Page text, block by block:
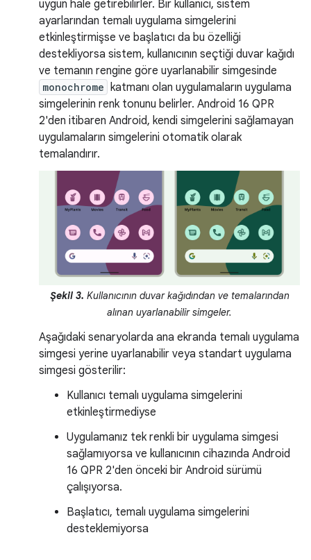
uygun hale getirebilirler. Bir kullanıcı, sistem
ayarlarından temalı uygulama simgelerini
etkinleştirmişse ve başlatıcı da bu özelliği
destekliyorsa sistem, kullanıcının seçtiği duvar kağıdı
ve temanın rengine göre uyarlanabilir simgesinde
monochrome katmanı olan uygulamaların uygulama
simgelerinin renk tonunu belirler. Android 16 QPR
2'den itibaren Android, kendi simgelerini sağlamayan
uygulamaların simgelerini otomatik olarak
temalandırır.
Şekil 3. Kullanıcının duvar kağıdından ve temalarından
alınan uyarlanabilir simgeler.
Aşağıdaki senaryolarda ana ekranda temalı uygulama
simgesi yerine uyarlanabilir veya standart uygulama
simgesi gösterilir:
Kullanıcı temalı uygulama simgelerini
etkinleştirmediyse
Uygulamanız tek renkli bir uygulama simgesi
sağlamıyorsa ve kullanıcının cihazında Android
16 QPR 2'den önceki bir Android sürümü
çalışıyorsa.
Başlatıcı, temalı uygulama simgelerini
desteklemiyorsa